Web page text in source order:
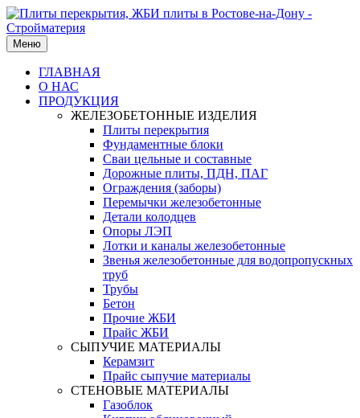
Меню
ГЛАВНАЯ
О НАС
ПРОДУКЦИЯ
ЖЕЛЕЗОБЕТОННЫЕ ИЗДЕЛИЯ
Плиты перекрытия
Фундаментные блоки
Сваи цельные и составные
Дорожные плиты, ПДН, ПАГ
Ограждения (заборы)
Перемычки железобетонные
Детали колодцев
Опоры ЛЭП
Лотки и каналы железобетонные
Звенья железобетонные для водопропускных
труб
Трубы
Бетон
Прочие ЖБИ
Прайс ЖБИ
СЫПУЧИЕ МАТЕРИАЛЫ
Керамзит
Прайс сыпучие материалы
СТЕНОВЫЕ МАТЕРИАЛЫ
Газоблок